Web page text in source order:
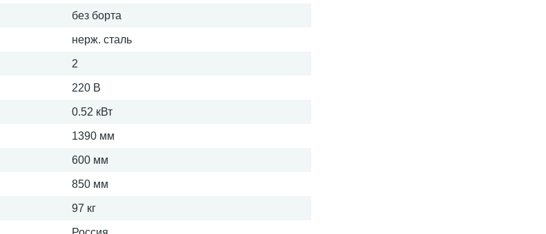
без борта
нерж. сталь
2
220 В
0.52 кВт
1390 мм
600 мм
850 мм
97 кг